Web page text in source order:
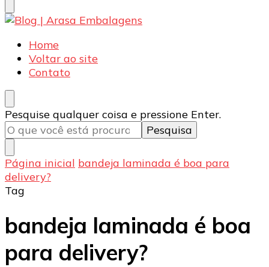
Blog | Arasa Embalagens
Confira conteúdos sobre embalagens para pizzas,
doces e salgados. Tudo para seu comércio com a
qualidade Arasa. Leia nossos conteúdos!
Home
Voltar ao site
Contato
Procurando
algo?
Pesquise qualquer coisa e pressione Enter.
Página inicial bandeja laminada é boa para
delivery?
Tag
bandeja laminada é boa
para delivery?